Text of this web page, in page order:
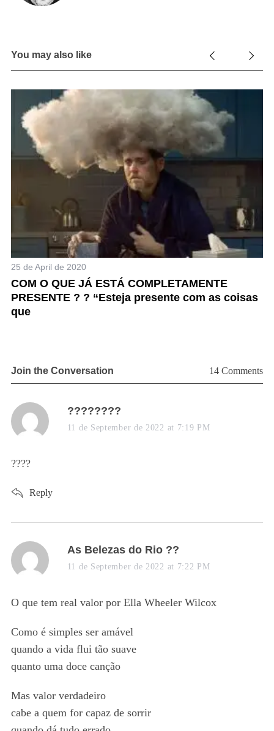
You may also like
25 de April de 2020
COM O QUE JÁ ESTÁ COMPLETAMENTE
PRESENTE ? ? “Esteja presente com as coisas
que
Join the Conversation 14 Comments
s
a
????????
11 de September de 2022 at 7:19 PM
????
Reply
s
a
s
As Belezas do Rio ??
11 de September de 2022 at 7:22 PM
O que tem real valor por Ella Wheeler Wilcox
Como é simples ser amável
quando a vida flui tão suave
quanto uma doce canção
Mas valor verdadeiro
cabe a quem for capaz de sorrir